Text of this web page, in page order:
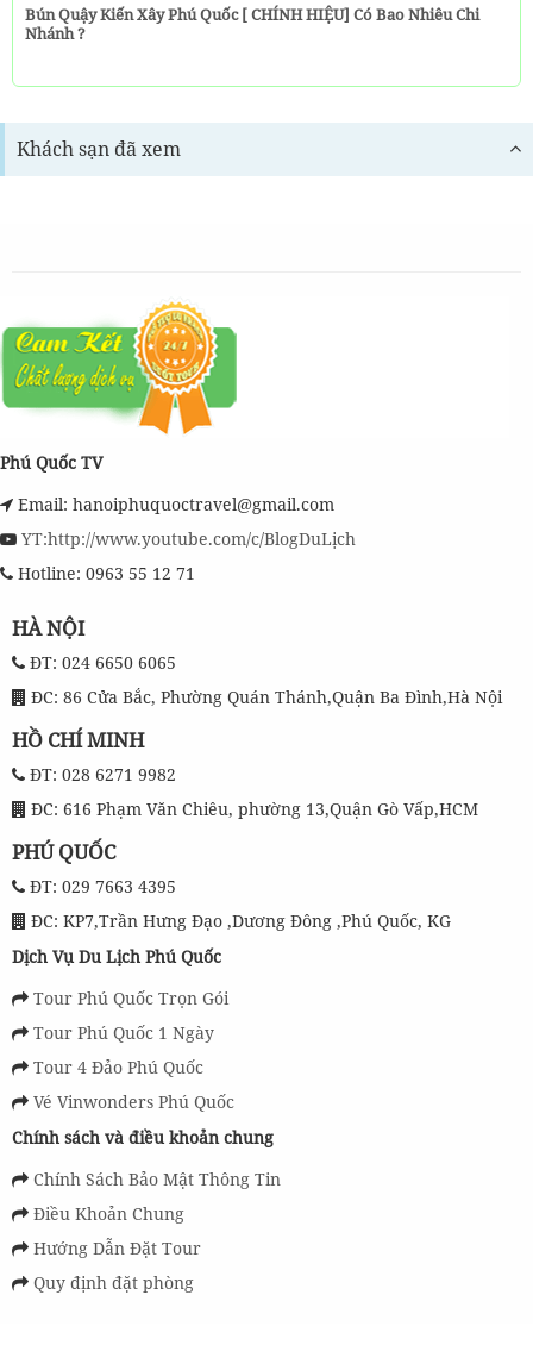
Bún Quậy Kiến Xây Phú Quốc [ CHÍNH HIỆU] Có Bao Nhiêu Chi
Nhánh ?
Khách sạn đã xem
Phú Quốc TV
Email: hanoiphuquoctravel@gmail.com
YT:http://www.youtube.com/c/BlogDuLịch
Hotline: 0963 55 12 71
HÀ NỘI
ĐT: 024 6650 6065
ĐC: 86 Cửa Bắc, Phường Quán Thánh,Quận Ba Đình,Hà Nội
HỒ CHÍ MINH
ĐT: 028 6271 9982
ĐC: 616 Phạm Văn Chiêu, phường 13,Quận Gò Vấp,HCM
PHÚ QUỐC
ĐT: 029 7663 4395
ĐC: KP7,Trần Hưng Đạo ,Dương Đông ,Phú Quốc, KG
Dịch Vụ Du Lịch Phú Quốc
Tour Phú Quốc Trọn Gói
Tour Phú Quốc 1 Ngày
Tour 4 Đảo Phú Quốc
Vé Vinwonders Phú Quốc
Chính sách và điều khoản chung
Chính Sách Bảo Mật Thông Tin
Điều Khoản Chung
Hướng Dẫn Đặt Tour
Quy định đặt phòng